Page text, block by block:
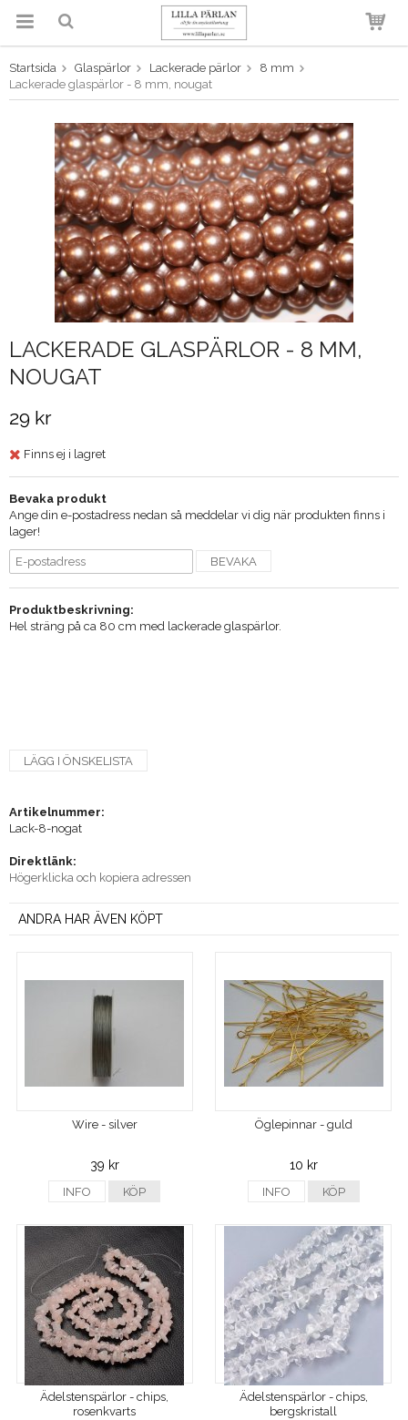
Produkten har blivit tillagd i
varukorgen
Startsida Glaspärlor Lackerade pärlor
8 mm
Lackerade glaspärlor - 8 mm, nougat
LACKERADE GLASPÄRLOR - 8 MM,
NOUGAT
29 kr
Finns ej i lagret
Bevaka produkt
Ange din e-postadress nedan så meddelar vi dig när produkten finns i
lager!
BEVAKA
Produktbeskrivning:
Hel sträng på ca 80 cm med lackerade glaspärlor.
LÄGG I ÖNSKELISTA
Artikelnummer:
Lack-8-nogat
Direktlänk:
Högerklicka och kopiera adressen
ANDRA HAR ÄVEN KÖPT
Wire - silver
39 kr
INFO KÖP
Öglepinnar - guld
10 kr
INFO KÖP
Ädelstenspärlor - chips,
rosenkvarts
Ädelstenspärlor - chips,
bergskristall